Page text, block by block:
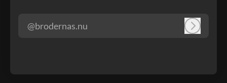
@brodernas.nu Logga in